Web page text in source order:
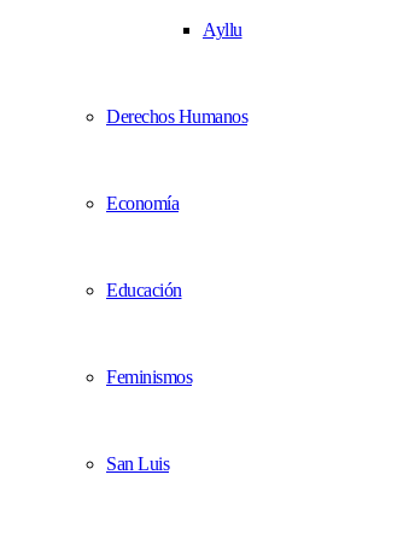
Ayllu
Derechos Humanos
Economía
Educación
Feminismos
San Luis